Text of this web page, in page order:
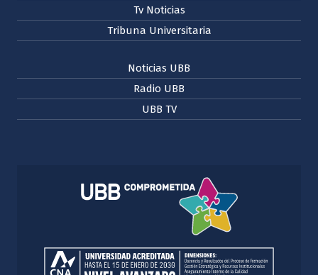
Tv Noticias
Tribuna Universitaria
Noticias UBB
Radio UBB
UBB TV